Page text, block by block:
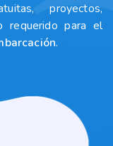
proyectos,
requerido para el
.